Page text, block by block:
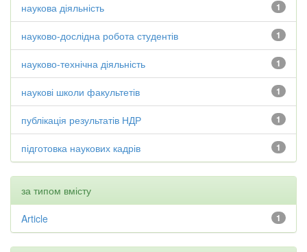
1
наукова діяльність
1
науково-дослідна робота студентів
1
науково-технічна діяльність
1
наукові школи факультетів
1
публікація результатів НДР
1
підготовка наукових кадрів
за типом вмісту
1
Article